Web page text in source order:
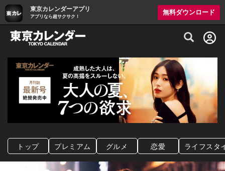
東京カレンダーアプリ
アプリなら超サクサク！
無料ダウンロード
グルメ情報・プレミアムレストラン予約
トップ プレミアム グルメ 恋愛 ライフスタ